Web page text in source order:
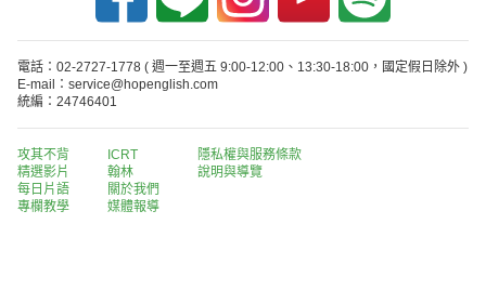
電話：02-2727-1778 ( 週一至週五 9:00-12:00、13:30-18:00，國定假日除外 )
E-mail：service@hopenglish.com
統編：24746401
攻其不背
精選影片
每日片語
專欄教學
ICRT
翰林
關於我們
媒體報導
隱私權與服務條款
說明與導覽